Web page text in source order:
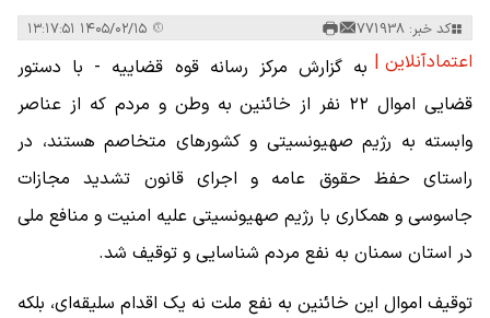
کد خبر: 771938
اعتمادآنلاین | به گزارش مرکز رسانه قوه قضاییه - با دستور
قضایی اموال ۲۲ نفر از خائنین به وطن و مردم که از عناصر
وابسته به رژیم صهیونسیتی و کشور‌های متخاصم هستند، در
راستای حفظ حقوق عامه و اجرای قانون تشدید مجازات
جاسوسی و همکاری با رژیم صهیونسیتی علیه امنیت و منافع ملی
در استان سمنان به نفع مردم شناسایی و توقیف شد.
توقیف اموال این خائنین به نفع ملت نه یک اقدام سلیقه‌ای، بلکه